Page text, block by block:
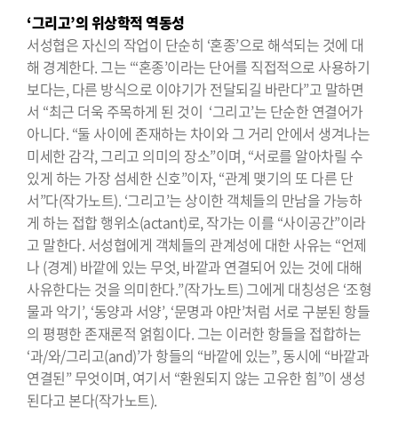
‘그리고’의 위상학적 역동성
서성협은 자신의 작업이 단순히 ‘혼종’으로 해석되는 것에 대
해 경계한다. 그는 “‘혼종’이라는 단어를 직접적으로 사용하기
보다는, 다른 방식으로 이야기가 전달되길 바란다”고 말하면
서 “최근 더욱 주목하게 된 것이 ‘그리고’는 단순한 연결어가
아니다. “둘 사이에 존재하는 차이와 그 거리 안에서 생겨나는
미세한 감각, 그리고 의미의 장소”이며, “서로를 알아차릴 수
있게 하는 가장 섬세한 신호”이자, “관계 맺기의 또 다른 단
서”다(작가노트). ‘그리고’는 상이한 객체들의 만남을 가능하
게 하는 접합 행위소(actant)로, 작가는 이를 “사이공간”이라
고 말한다. 서성협에게 객체들의 관계성에 대한 사유는 “언제
나 (경계) 바깥에 있는 무엇, 바깥과 연결되어 있는 것에 대해
사유한다는 것을 의미한다.”(작가노트) 그에게 대칭성은 ‘조형
물과 악기’, ‘동양과 서양’, ‘문명과 야만’처럼 서로 구분된 항들
의 평평한 존재론적 얽힘이다. 그는 이러한 항들을 접합하는
‘과/와/그리고(and)’가 항들의 “바깥에 있는”, 동시에 “바깥과
연결된” 무엇이며, 여기서 “환원되지 않는 고유한 힘”이 생성
된다고 본다(작가노트).